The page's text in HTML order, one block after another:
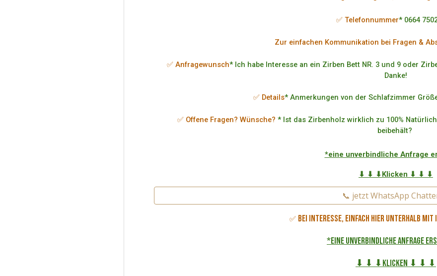
✅ Telefonnummer* 0664
Zur einfachen Kommunikation bei Fragen &
✅ Anfragewunsch* Ich habe Interesse an ein Zirben Bett NR. 3 und 9 oder
Danke!
✅ Details* Anmerkungen von der Schlafzimmer
✅ Offene Fragen? Wünsche? * Ist das Zirbenholz wirklich zu 100%
beibehält?
*eine unverbindliche Anfrage
⬇ ⬇ ⬇Klicken ⬇ ⬇ ⬇
📞 jetzt WhatsApp
✅ Bei Interesse, einfach hier unterhalb mit
*eine unverbindliche Anfrage
⬇ ⬇ ⬇Klicken ⬇ ⬇ ⬇